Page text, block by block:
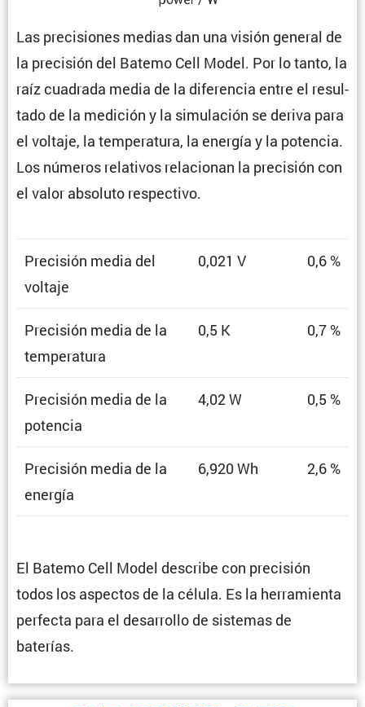
Las preci­siones medias dan una visión general de
la preci­sión del Batemo Cell Model. Por lo tanto, la
raíz cuadrada media de la diferencia entre el resul­
tado de la medición y la simula­ción se deriva para
el voltaje, la tempe­ra­tura, la energía y la potencia.
Los números relativos relacionan la preci­sión con
el valor absoluto respectivo.
Preci­sión media del
voltaje
0,021 V 0,6 %
Preci­sión media de la
temperatura
0,5 K 0,7 %
Preci­sión media de la
potencia
4,02 W 0,5 %
Preci­sión media de la
energía
6,920 Wh 2,6 %
El Batemo Cell Model describe con preci­sión
todos los aspectos de la célula. Es la herra­mienta
perfecta para el desarrollo de sistemas de
baterías.